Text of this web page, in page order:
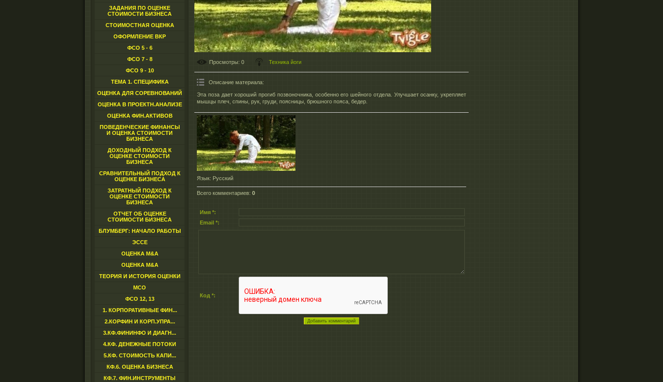
ЗАДАНИЯ ПО ОЦЕНКЕ
СТОИМОСТИ БИЗНЕСА
СТОИМОСТНАЯ ОЦЕНКА
ОФОРМЛЕНИЕ ВКР
ФСО 5 - 6
ФСО 7 - 8
ФСО 9 - 10
ТЕМА 1. СПЕЦИФИКА
ОЦЕНКА ДЛЯ СОРЕВНОВАНИЙ
ОЦЕНКА В ПРОЕКТН.АНАЛИЗЕ
ОЦЕНКА ФИН.АКТИВОВ
ПОВЕДЕНЧЕСКИЕ ФИНАНСЫ
И ОЦЕНКА СТОИМОСТИ
БИЗНЕСА
ДОХОДНЫЙ ПОДХОД К
ОЦЕНКЕ СТОИМОСТИ
БИЗНЕСА
СРАВНИТЕЛЬНЫЙ ПОДХОД К
ОЦЕНКЕ БИЗНЕСА
ЗАТРАТНЫЙ ПОДХОД К
ОЦЕНКЕ СТОИМОСТИ
БИЗНЕСА
ОТЧЕТ ОБ ОЦЕНКЕ
СТОИМОСТИ БИЗНЕСА
БЛУМБЕРГ: НАЧАЛО РАБОТЫ
ЭССЕ
ОЦЕНКА M&A
ОЦЕНКА M&A
ТЕОРИЯ И ИСТОРИЯ ОЦЕНКИ
МСО
ФСО 12, 13
1. КОРПОРАТИВНЫЕ ФИН...
2.КОРФИН И КОРП.УПРА...
3.КФ.ФИНИНФО И ДИАГН...
4.КФ. ДЕНЕЖНЫЕ ПОТОКИ
5.КФ. СТОИМОСТЬ КАПИ...
КФ.6. ОЦЕНКА БИЗНЕСА
КФ.7. ФИН.ИНСТРУМЕНТЫ
Просмотры: 0 Техника йоги
Описание материала:
Эта поза дает хороший прогиб позвоночника, особенно его шейного отдела. Улучшает осанку, укрепляет
мышцы плеч, спины, рук, груди, поясницы, брюшного пояса, бедер.
Язык: Русский
Всего комментариев: 0
Имя *:
Email *:
Код *: